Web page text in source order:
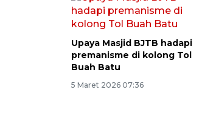
Upaya Masjid BJTB hadapi
premanisme di kolong Tol
Buah Batu
5 Maret 2026 07:36